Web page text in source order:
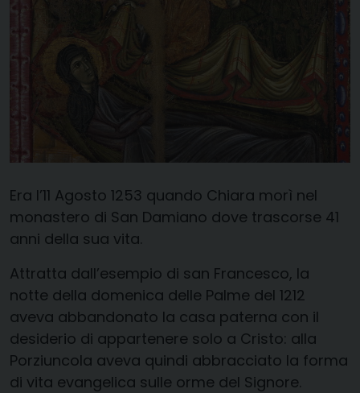
Era l’11 Agosto 1253 quando Chiara morì nel
monastero di San Damiano dove trascorse 41
anni della sua vita.
Attratta dall’esempio di san Francesco, la
notte della domenica delle Palme del 1212
aveva abbandonato la casa paterna con il
desiderio di appartenere solo a Cristo: alla
Porziuncola aveva quindi abbracciato la forma
di vita evangelica sulle orme del Signore.